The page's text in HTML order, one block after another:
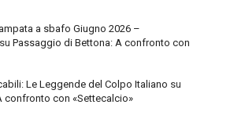
a sbafo Giugno 2026 –
su Passaggio di Bettona: A confronto con
Le Leggende del Colpo Italiano su
confronto con «Settecalcio»